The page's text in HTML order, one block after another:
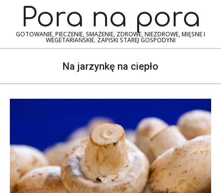
content
NavigationPora na pora
GOTOWANIE, PIECZENIE, SMAŻENIE, ZDROWE, NIEZDROWE, MIĘSNE I
WEGETARIAŃSKIE. ZAPISKI STAREJ GOSPODYNI
Na jarzynkę na ciepło